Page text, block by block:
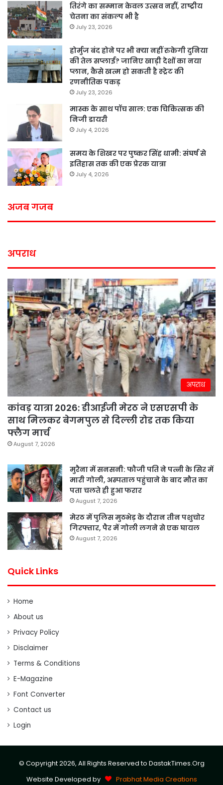
तिरंगे का सम्मान केवल उत्सव नहीं, राष्ट्रीय
चेतना का संकल्प भी है
July 23, 2026
होर्मुज बंद होने पर भी क्या नहीं रुकेगी दुनिया
की तेल सप्लाई? जानिए खाड़ी देशों का नया
प्लान, कैसे खत्म हो सकती है स्ट्रेट की
रणनीतिक पकड़
July 23, 2026
मास्क के साथ पॉच साल: एक चिकित्सक की
निजी डायरी
July 4, 2026
समय के शिखर पर पुष्कर सिंह धामी: संघर्ष से
इतिहास तक की एक प्रेरक यात्रा
July 4, 2026
अजब गजब
अपराध
अपराध
कांवड़ यात्रा 2026: डीआईजी मेरठ ने एसएसपी के
साथ मिलकर बेगमपुल से दिल्ली रोड तक किया
फ्लैग मार्च
August 7, 2026
मुरैना में सनसनी: फौजी पति ने पत्नी के सिर में
मारी गोली, अस्पताल पहुंचाने के बाद मौत का
पता चलते ही हुआ फरार
August 7, 2026
मेरठ में पुलिस मुठभेड़ के दौरान तीन पशुचोर
गिरफ्तार, पैर में गोली लगने से एक घायल
August 7, 2026
Quick Links
Home
About us
Privacy Policy
Disclaimer
Terms & Conditions
E-Magazine
Font Converter
Contact us
Login
© Copyright 2026, All Rights Reserved to DastakTimes.Org
Website Developed by
Prabhat Media Creations